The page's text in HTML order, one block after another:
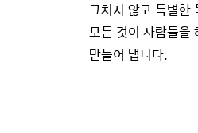
그치지 않고 특별한
모든 것이 사람들을
만들어 냅니다.